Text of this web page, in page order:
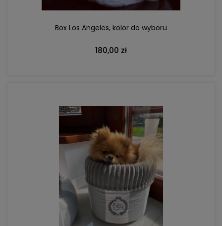
Box Los Angeles, kolor do wyboru
180,00 zł
DO KOSZYKA